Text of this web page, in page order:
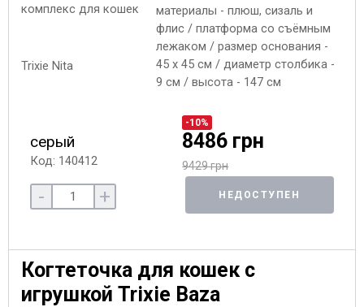
материалы - плюш, сизаль и
флис / платформа со съёмным
лежаком / размер основания -
45 x 45 см / диаметр столбика -
9 см / высота - 147 см
серый
Код: 140412
-10%
8486 грн
9429 грн
- + НЕДОСТУПЕН
Когтеточка для кошек с
игрушкой Trixie Baza